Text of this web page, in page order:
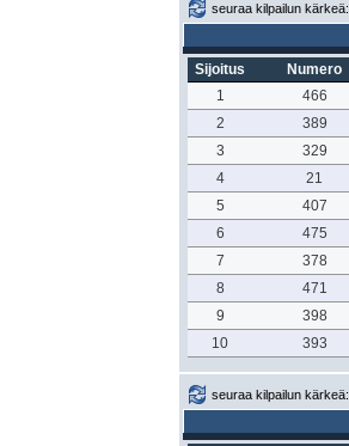
seuraa kilpailun kärkeä:
Sijoitus Numero
1
466
2
389
3
329
4
21
5
407
6
475
7
378
8
471
9
398
10
393
seuraa kilpailun kärkeä: